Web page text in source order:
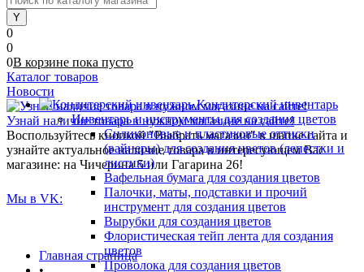
0
0
0В корзине пока пусто
Каталог товаров
Кондитерский инвентарь
Инвентарь и инструменты для создания цветов
Силиконовые и пластиковые оттиски
(вайнеры) для создания цветов (лепестки и
листики)
Вафельная бумага для создания цветов
Палочки, маты, подставки и прочий
инструмент для создания цветов
Вырубки для создания цветов
Флористическая тейп лента для создания
цветов
Проволока для создания цветов
Новости
Узнай наличие товара в нужном магазине на сайте!
Воспользуйтесь кнопкой "Выбрать магазин" в шапке сайта и
узнайте актуальное наличие товара в интересующем Вас
магазине: на Чичерина 5 или Гагарина 26!
Мы в VK:
Главная страница